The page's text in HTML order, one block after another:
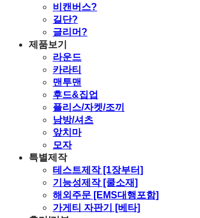
비캔버스?
길단?
글리머?
제품보기
라운드
카라티
맨투맨
후드&집업
플리스/자켓/조끼
남방/셔츠
앞치마
모자
특별제작
테스트제작 [1장부터]
기능성제작 [쿨소재]
해외주문 [EMS대행포함]
가게티 자판기 [베타]